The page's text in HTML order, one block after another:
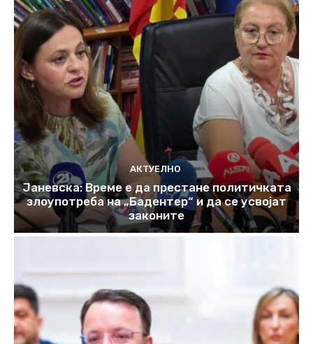
АКТУЕЛНО
Јаневска: Време е да престане политичката
злоупотреба на „Бадентер“ и да се усвојат
законите